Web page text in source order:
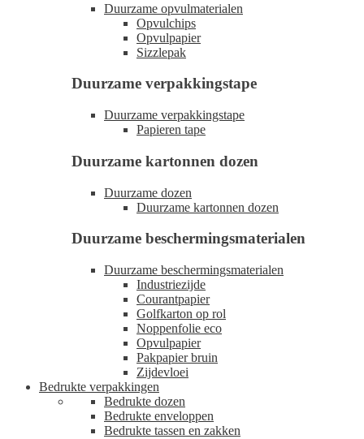
Duurzame opvulmaterialen
Opvulchips
Opvulpapier
Sizzlepak
Duurzame verpakkingstape
Duurzame verpakkingstape
Papieren tape
Duurzame kartonnen dozen
Duurzame dozen
Duurzame kartonnen dozen
Duurzame beschermingsmaterialen
Duurzame beschermingsmaterialen
Industriezijde
Courantpapier
Golfkarton op rol
Noppenfolie eco
Opvulpapier
Pakpapier bruin
Zijdevloei
Bedrukte verpakkingen
Bedrukte dozen
Bedrukte enveloppen
Bedrukte tassen en zakken